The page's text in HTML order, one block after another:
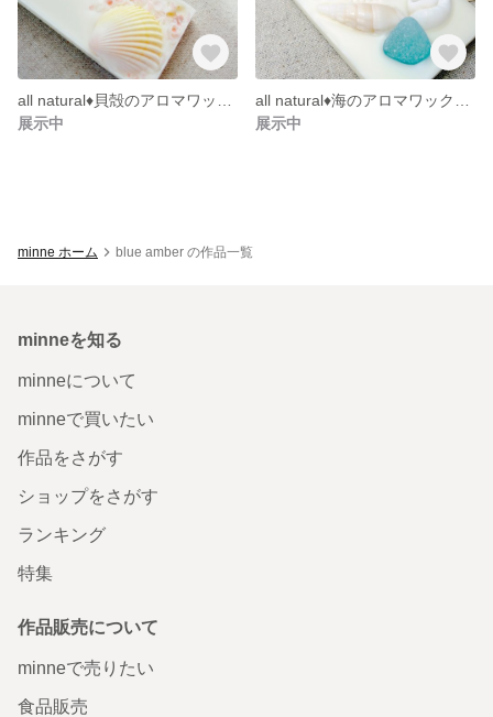
展示中
展示中
minne ホーム blue amber の作品一覧
minneを知る
minneについて
minneで買いたい
作品をさがす
ショップをさがす
ランキング
特集
作品販売について
minneで売りたい
食品販売